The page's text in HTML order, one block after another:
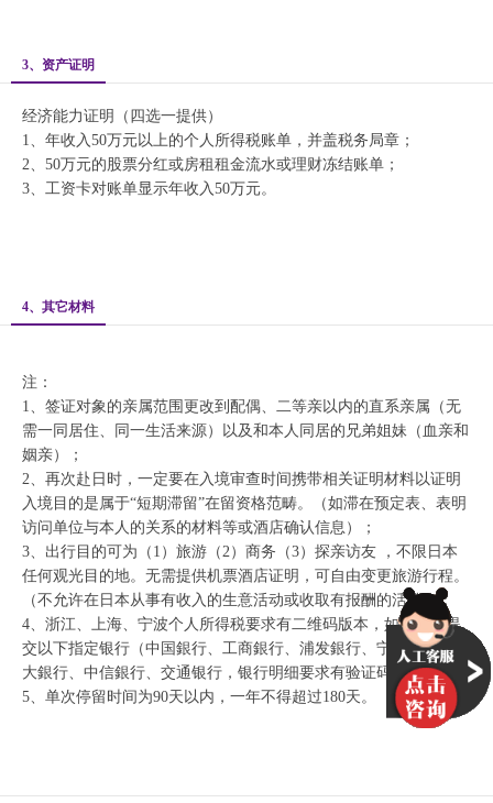
3、资产证明
经济能力证明（四选一提供）
1、年收入50万元以上的个人所得税账单，并盖税务局章；
2、50万元的股票分红或房租租金流水或理财冻结账单；
3、工资卡对账单显示年收入50万元。
4、其它材料
注：
1、签证对象的亲属范围更改到配偶、二等亲以内的直系亲属（无
需一同居住、同一生活来源）以及和本人同居的兄弟姐妹（血亲和
姻亲）；
2、再次赴日时，一定要在入境审查时间携带相关证明材料以证明
入境目的是属于“短期滞留”在留资格范畴。（如滞在预定表、表明
访问单位与本人的关系的材料等或酒店确认信息）；
3、出行目的可为（1）旅游（2）商务（3）探亲访友 ，不限日本
任何观光目的地。无需提供机票酒店证明，可自由变更旅游行程。
（不允许在日本从事有收入的生意活动或收取有报酬的活动）；
4、浙江、上海、宁波个人所得税要求有二维码版本，如申请人提
交以下指定银行（中国銀行、工商銀行、浦发銀行、宁波銀行、光
大銀行、中信銀行、交通银行，银行明细要求有验证码的版本；
5、单次停留时间为90天以内，一年不得超过180天。